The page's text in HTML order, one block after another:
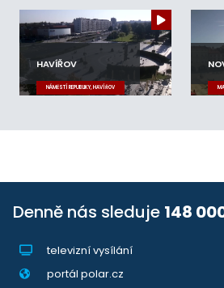
HAVÍŘOV
NÁMĚSTÍ REPUBLIKY, HAVÍŘOV
Denně nás sleduje 148
televizní vysílání
portál polar.cz